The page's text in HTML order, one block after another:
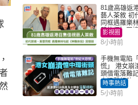
81歲高雄返
藝人茶敘 初代郭靖黃蓉
同框遇羅樂
鵰俠侶》回
影視圈
8小時前
手機無電陷
慌」 港女崩
頭借電落難
人溫馨相助
記一輩子｜
時事熱話
5小時前